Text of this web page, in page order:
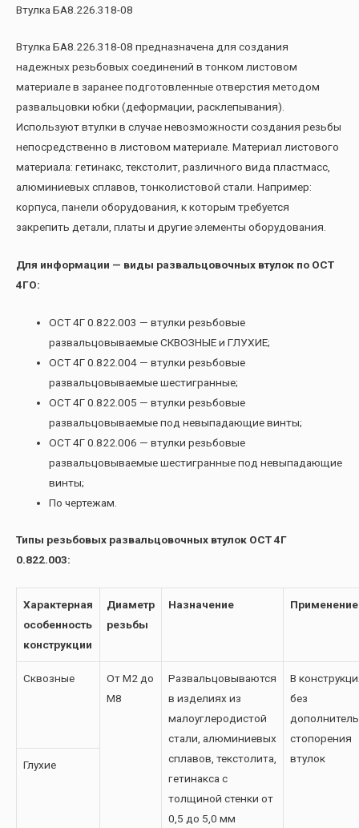
Втулка БА8.226.318-08
Втулка БА8.226.318-08 предназначена для создания
надежных резьбовых соединений в тонком листовом
материале в заранее подготовленные отверстия методом
развальцовки юбки (деформации, расклепывания).
Используют втулки в случае невозможности создания резьбы
непосредственно в листовом материале. Материал листового
материала: гетинакс, текстолит, различного вида пластмасс,
алюминиевых сплавов, тонколистовой стали. Например:
корпуса, панели оборудования, к которым требуется
закрепить детали, платы и другие элементы оборудования.
Для информации — виды развальцовочных втулок по ОСТ
4ГО:
ОСТ 4Г 0.822.003 — втулки резьбовые
развальцовываемые СКВОЗНЫЕ и ГЛУХИЕ;
ОСТ 4Г 0.822.004 — втулки резьбовые
развальцовываемые шестигранные;
ОСТ 4Г 0.822.005 — втулки резьбовые
развальцовываемые под невыпадающие винты;
ОСТ 4Г 0.822.006 — втулки резьбовые
развальцовываемые шестигранные под невыпадающие
винты;
По чертежам.
Типы резьбовых развальцовочных втулок ОСТ 4Г
0.822.003:
Характерная
особенность
конструкции
Диаметр
резьбы
Назначение Применение
Сквозные
От М2 до
М8
Развальцовываются
в изделиях из
малоуглеродистой
стали, алюминиевых
сплавов, текстолита,
гетинакса с
толщиной стенки от
0,5 до 5,0 мм
В
без
стопорения
втулок
Глухие